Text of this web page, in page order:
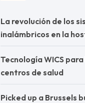
La revolución de los
inalámbricos en la
Tecnología WICS
centros de salud
Picked up a Brussels